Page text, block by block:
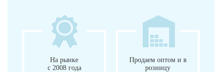
На рынке
с 2008 года
Продаем оптом и в
розницу